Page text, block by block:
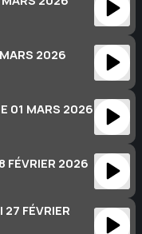
2026
01 MARS 2026
FÉVRIER 2026
FÉVRIER